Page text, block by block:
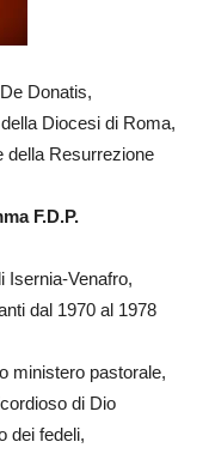
Donatis,
Diocesi di Roma,
della Resurrezione
F.D.P.
Isernia-Venafro,
dal 1970 al 1978
ministero pastorale,
di Dio
dei fedeli,